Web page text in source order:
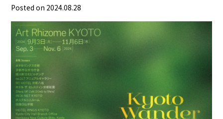
Posted on 2024.08.28